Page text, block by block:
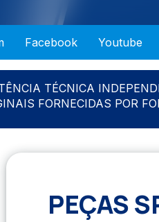
Facebook Youtube
TÉCNICA
FORNECIDAS POR
PEÇAS